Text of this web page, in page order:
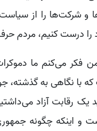
و شرکت‌ها را از
درست کنیم، مردم حرف
نگاهی به گذشته، جو
یک رقابت آزاد
و اینکه چگونه